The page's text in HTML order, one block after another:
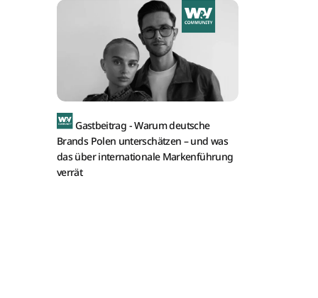
Gastbeitrag -Warum deutsche
Brands Polen unterschätzen – und was
das über internationale Markenführung
verrät